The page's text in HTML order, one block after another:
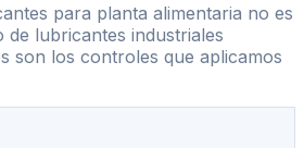
para planta alimentaria no es
de lubricantes industriales
son los controles que aplicamos